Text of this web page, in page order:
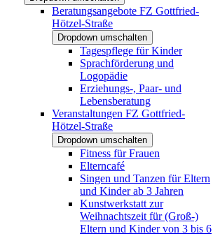
Beratungsangebote FZ Gottfried-
Hötzel-Straße
Dropdown umschalten
Tagespflege für Kinder
Sprachförderung und
Logopädie
Erziehungs-, Paar- und
Lebensberatung
Veranstaltungen FZ Gottfried-
Hötzel-Straße
Dropdown umschalten
Fitness für Frauen
Elterncafé
Singen und Tanzen für Eltern
und Kinder ab 3 Jahren
Kunstwerkstatt zur
Weihnachtszeit für (Groß-)
Eltern und Kinder von 3 bis 6